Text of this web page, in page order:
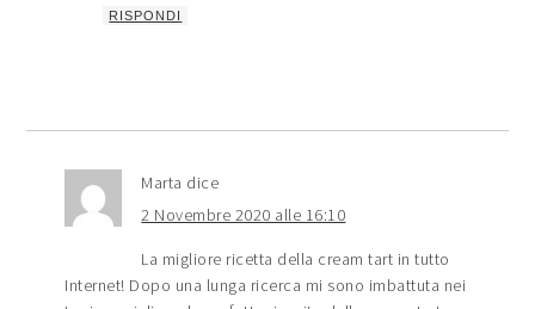
RISPONDI
Marta dice
2 Novembre 2020 alle 16:10
La migliore ricetta della cream tart in tutto
Internet! Dopo una lunga ricerca mi sono imbattuta nei